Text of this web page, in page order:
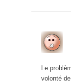
Le
volonté